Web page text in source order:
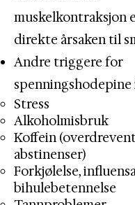
muskelkontraksjon
direkte årsaken til
Andre triggere for
Stress
Alkoholmisbruk
Koffein
abstinenser)
Forkjølelse,
bihulebetennelse